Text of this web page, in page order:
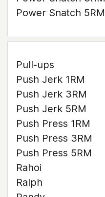
Power Snatch 5RM
Pull-ups
Push Jerk 1RM
Push Jerk 3RM
Push Jerk 5RM
Push Press 1RM
Push Press 3RM
Push Press 5RM
Rahoi
Ralph